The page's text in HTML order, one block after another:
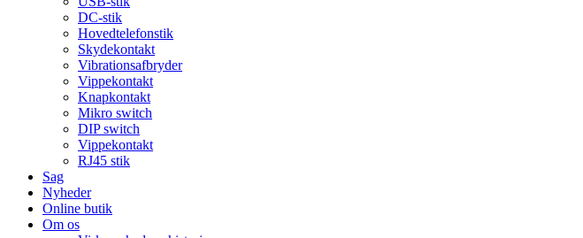
DC-stik
Hovedtelefonstik
Skydekontakt
Vibrationsafbryder
Vippekontakt
Knapkontakt
Mikro switch
DIP switch
Vippekontakt
RJ45 stik
Sag
Nyheder
Online butik
Om os